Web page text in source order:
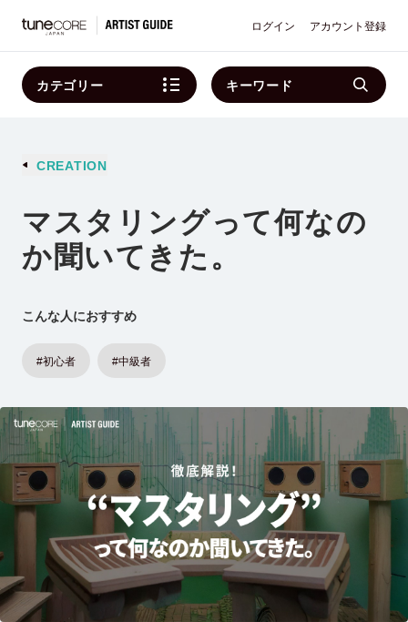
ログイン アカウント登録
カテゴリー キーワード
CREATION
マスタリングって何なの
か聞いてきた。
こんな人におすすめ
#初心者 #中級者